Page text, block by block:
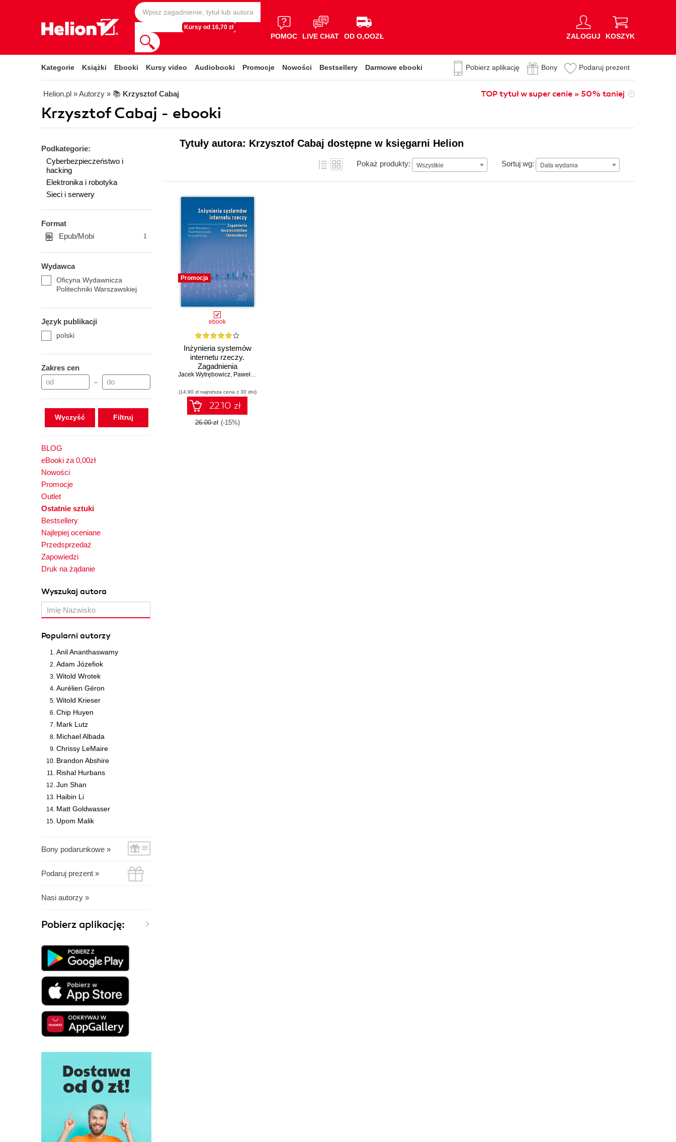
Kursy od 16,70 zł
POMOC LIVE CHAT OD O,OOZŁ ZALOGUJ KOSZYK
Kategorie Książki Ebooki Kursy video Audiobooki Promocje Nowości Bestsellery Darmowe ebooki Pobierz aplikację Bony Podaruj prezent
Helion.pl » Autorzy » 📚 Krzysztof Cabaj TOP tytuł w super cenie » 50% taniej
Krzysztof Cabaj - ebooki
Podkategorie:
Cyberbezpieczeństwo i
hacking
Elektronika i robotyka
Sieci i serwery
Format
Epub/Mobi
1
Wydawca
Oficyna Wydawnicza
Politechniki Warszawskiej
Język publikacji
polski
Zakres cen
–
Wyczyść
BLOG
eBooki za 0,00zł
Nowości
Promocje
Outlet
Ostatnie sztuki
Bestsellery
Najlepiej oceniane
Przedsprzedaż
Zapowiedzi
Druk na żądanie
Wyszukaj autora
Popularni autorzy
Anil Ananthaswamy
Adam Józefiok
Witold Wrotek
Aurélien Géron
Witold Krieser
Chip Huyen
Mark Lutz
Michael Albada
Chrissy LeMaire
Brandon Abshire
Rishal Hurbans
Jun Shan
Haibin Li
Matt Goldwasser
Upom Malik
Bony podarunkowe »
Podaruj prezent »
Nasi autorzy »
Pobierz aplikację:
Tytuły autora: Krzysztof Cabaj dostępne w księgarni Helion
Pokaż produkty: Wszystkie Sortuj wg: Data wydania
Data wydania
Promocja
ebook
Inżynieria systemów
internetu rzeczy.
Zagadnienia
bezpieczeństwa i
Jacek Wytrębowicz, Paweł Radziszewski
(14,90 zł najniższa cena z 30 dni)
22.10 zł
26.00 zł (-15%)